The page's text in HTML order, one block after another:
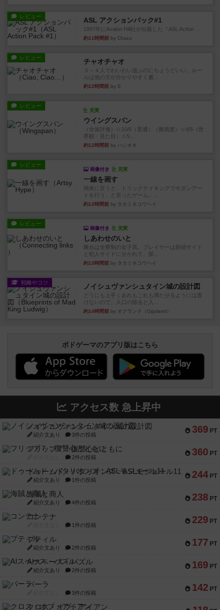
レビュー ASL アクションパック#1
1997年にAvalon Hill社が出版した『ASL Action ...
約11時間前 by Chaco
レビュー チャオチャオ
３～４人でわいわい遊ぶのにちょうどいい。ルー
ルは他の方が分かりやすく書...
約12時間前 by S
レビュー
充実
ウイングスパン
（全体評価）☆10/6（普通）（難易度）☆4/5（世
界観・見た目）☆5...
約12時間前 by ハシオキ
レビュー
画像付き 充実
一線を画す
簡単に言うと、トリックテイキングでモダンアー
トを行う、と言ったゲーム。...
約12時間前 by タカミネコウヘイ
レビュー
画像付き 充実
しあわせのいと
舞台は全寮制の女子高。プレイヤーは探偵サイド
と犯人サイドに分かれて、探...
約13時間前 by タカミネコウヘイ
戦略やコツ ノイシュヴァンシュタイン城の設計図
どうにも上手くあれもこれも満たせるようには置
けないので、入口の除去と入...
約14時間前 by オグランド（Oguland）
ボドゲーマのアプリ版はこちら
アクセス数 急上昇中
369 PT
ノイシュヴァンシュタイン城の設計図
紹介文あり 3件の投稿
360 PT
フリップ７：復讐心とともに
2件の投稿
244 PT
ドゥームド・バタリオンズ：ASLモジュール11
紹介文あり 1件の投稿
238 PT
海賊と商人
紹介文あり 4件の投稿
229 PT
コンテナ
1件の投稿
177 PT
プティル
紹介文あり 2件の投稿
169 PT
AIスペース・パズル
紹介文あり 2件の投稿
142 PT
パーラ
3件の投稿
クロス・オブ・アイアン